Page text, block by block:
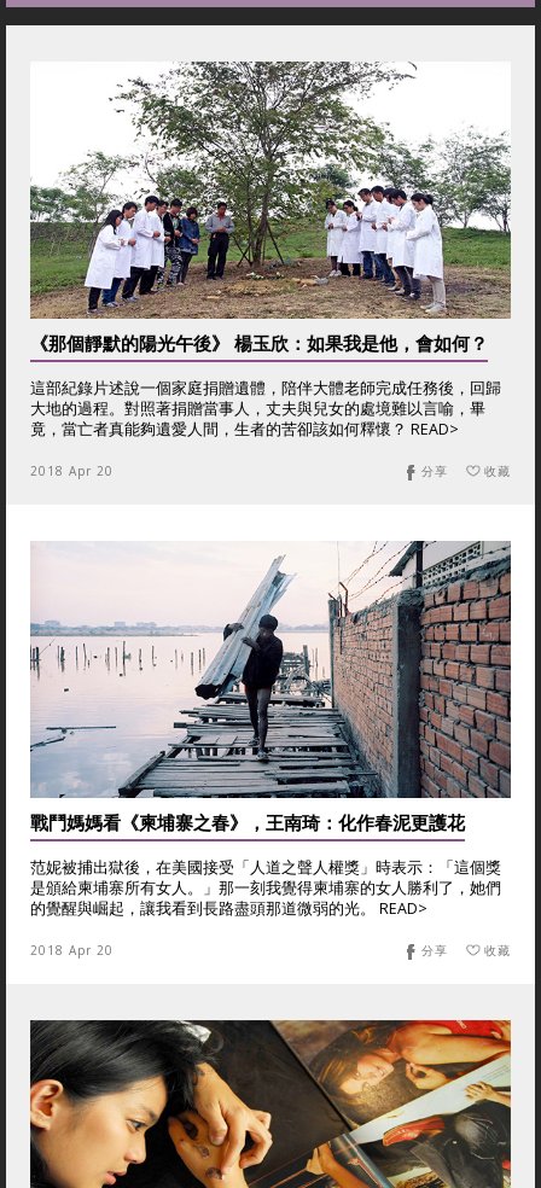
《那個靜默的陽光午後》 楊玉欣：如果我是他，會如何？
這部紀錄片述說一個家庭捐贈遺體，陪伴大體老師完成任務後，回歸
大地的過程。對照著捐贈當事人，丈夫與兒女的處境難以言喻，畢
竟，當亡者真能夠遺愛人間，生者的苦卻該如何釋懷？ READ>
2018 Apr 20 收藏
分享
戰鬥媽媽看《柬埔寨之春》，王南琦：化作春泥更護花
范妮被捕出獄後，在美國接受「人道之聲人權獎」時表示：「這個獎
是頒給柬埔寨所有女人。」那一刻我覺得柬埔寨的女人勝利了，她們
的覺醒與崛起，讓我看到長路盡頭那道微弱的光。 READ>
2018 Apr 20 收藏
分享